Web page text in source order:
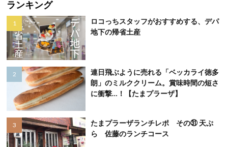
ランキング
ロコっちスタッフがおすすめする、デパ
地下の帰省土産
連日飛ぶように売れる「ベッカライ徳多
朗」のミルククリーム。賞味時間の短さ
に衝撃…！【たまプラーザ】
たまプラーザランチレポ その㉛ 天ぷ
ら 佐藤のランチコース